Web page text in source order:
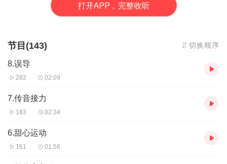
打开APP，完整收听
节目(143) 切换顺序
8.误导
282 02:09
7.传音接力
183 02:34
6.甜心运动
161 01:56